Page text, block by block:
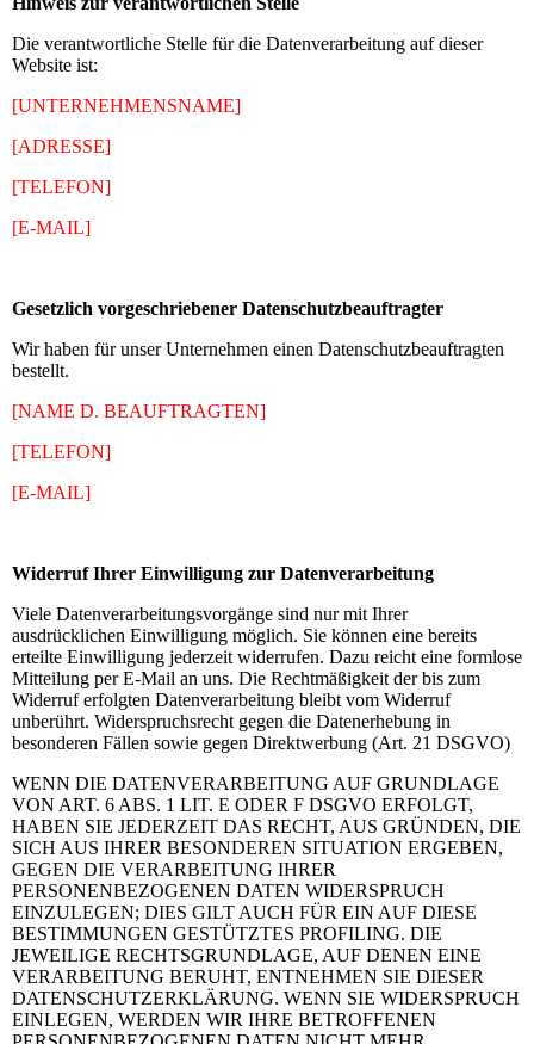
Die verantwortliche Stelle für die Datenverarbeitung auf dieser
Website ist:
[UNTERNEHMENSNAME]
[ADRESSE]
[TELEFON]
[E-MAIL]
Gesetzlich vorgeschriebener Datenschutzbeauftragter
Wir haben für unser Unternehmen einen Datenschutzbeauftragten
bestellt.
[NAME D. BEAUFTRAGTEN]
[TELEFON]
[E-MAIL]
Widerruf Ihrer Einwilligung zur Datenverarbeitung
Viele Datenverarbeitungsvorgänge sind nur mit Ihrer
ausdrücklichen Einwilligung möglich. Sie können eine bereits
erteilte Einwilligung jederzeit widerrufen. Dazu reicht eine formlose
Mitteilung per E-Mail an uns. Die Rechtmäßigkeit der bis zum
Widerruf erfolgten Datenverarbeitung bleibt vom Widerruf
unberührt. Widerspruchsrecht gegen die Datenerhebung in
besonderen Fällen sowie gegen Direktwerbung (Art. 21 DSGVO)
WENN DIE DATENVERARBEITUNG AUF GRUNDLAGE
VON ART. 6 ABS. 1 LIT. E ODER F DSGVO ERFOLGT,
HABEN SIE JEDERZEIT DAS RECHT, AUS GRÜNDEN, DIE
SICH AUS IHRER BESONDEREN SITUATION ERGEBEN,
GEGEN DIE VERARBEITUNG IHRER
PERSONENBEZOGENEN DATEN WIDERSPRUCH
EINZULEGEN; DIES GILT AUCH FÜR EIN AUF DIESE
BESTIMMUNGEN GESTÜTZTES PROFILING. DIE
JEWEILIGE RECHTSGRUNDLAGE, AUF DENEN EINE
VERARBEITUNG BERUHT, ENTNEHMEN SIE DIESER
DATENSCHUTZERKLÄRUNG. WENN SIE WIDERSPRUCH
EINLEGEN, WERDEN WIR IHRE BETROFFENEN